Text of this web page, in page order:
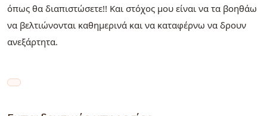
όπως θα διαπιστώσετε!! Και στόχος μου είναι να τα βοηθάω
να βελτιώνονται καθημερινά και να καταφέρνω να δρουν
ανεξάρτητα.